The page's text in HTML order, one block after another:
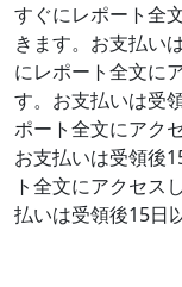
すぐにレポート全
きます。お支払い
にレポート全文に
す。お支払いは受
ポート全文にアク
お支払いは受領後
ト全文にアクセス
払いは受領後15日